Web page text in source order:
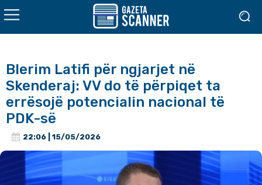
Blerim Latifi për ngjarjet në
Skenderaj: VV do të përpiqet ta
errësojë potencialin nacional të
PDK-së
22:06 | 15/05/2026